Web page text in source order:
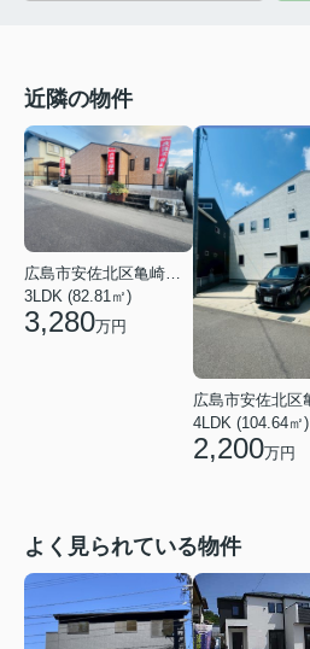
近隣の物件
広島市安佐北区亀崎１丁目
3LDK (82.81㎡)
3,280万円
4LDK (104.64㎡)
2,200万円
よく見られている物件